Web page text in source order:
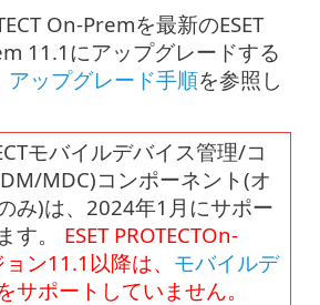
On-Premを最新のESET
11.1にアップグレードする
アップグレード手順を参照し
モバイルデバイス管理/コ
MDC)コンポーネント(オ
み)は、2024年1月にサポー
す。 ESET PROTECTOn-
ン11.1 以降は、 モバイルデ
サポートしていません。